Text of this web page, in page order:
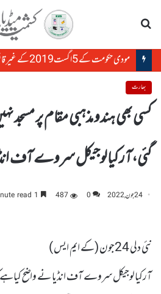
مودی حکومت کے 5اگست2019کے غیر قانونی اقدامات کی شدید مذمت
بھارت
کسی بھی ہندو مذہبی مقام پر مسجد
گئی،آرکیالوجیکل سروے آف
24 جون, 2022 0
487
نئی دلی 24جون (کے ایم ایس )
آرکیالوجیکل سروے آف انڈیا نے واضح کیاہے